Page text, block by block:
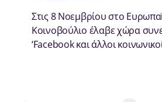
Στις 8 Νοεμβρίου στο
Κοινοβούλιο έλαβε χώρα
‘Facebook και άλλοι